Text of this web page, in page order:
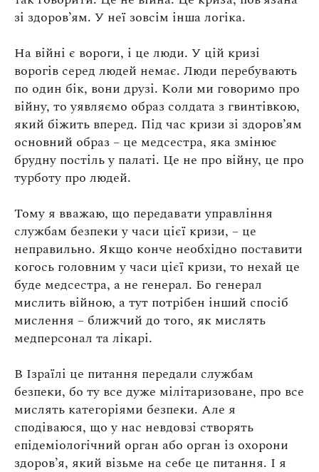
зі здоров’ям. У неї зовсім інша логіка.
На війні є вороги, і це люди. У цій кризі
ворогів серед людей немає. Люди перебувають
по один бік, вони друзі. Коли ми говоримо про
війну, то уявляємо образ солдата з гвинтівкою,
який біжить вперед. Під час кризи зі здоров’ям
основний образ – це медсестра, яка змінює
брудну постіль у палаті. Це не про війну, це про
турботу про людей.
Тому я вважаю, що передавати управління
службам безпеки у часи цієї кризи, – це
неправильно. Якщо конче необхідно поставити
когось головним у часи цієї кризи, то нехай це
буде медсестра, а не генерал. Бо генерал
мислить війною, а тут потрібен інший спосіб
мислення – ближчий до того, як мислять
медперсонал та лікарі.
В Ізраїлі це питання передали службам
безпеки, бо ту все дуже мілітаризоване, про все
мислять категоріями безпеки. Але я
сподіваюся, що у нас невдовзі створять
епідеміологічний орган або орган із охорони
здоров’я, який візьме на себе це питання. І я